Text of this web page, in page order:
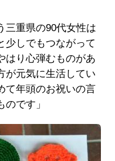
重県の90代女性は
少しでもつながって
はり心弾むものがあ
が元気に生活してい
て年頭のお祝いの言
です」